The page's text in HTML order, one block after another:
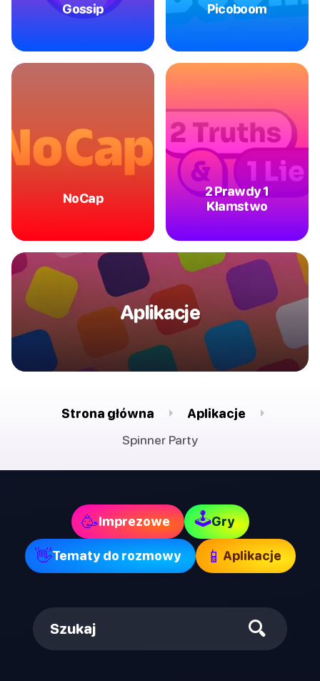
Gossip Picoboom
NoCap
2 Prawdy 1
Kłamstwo
Aplikacje
Strona główna
Aplikacje
Spinner Party
🥳Imprezowe 🕹Gry
👋Tematy do rozmowy 📱 Aplikacje
Szukaj